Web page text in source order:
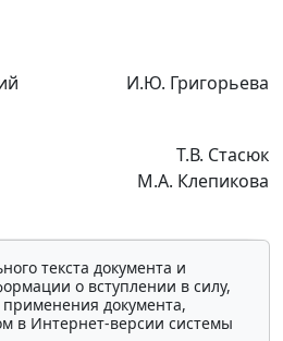
И.Ю. Григорьева
Т.В. Стасюк
М.А. Клепикова
текста документа и
о вступлении в силу,
документа,
в Интернет-версии системы